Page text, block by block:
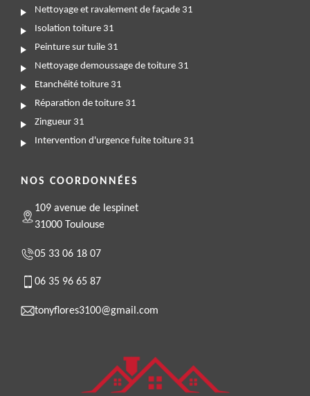
Nettoyage et ravalement de façade 31
Isolation toiture 31
Peinture sur tuile 31
Nettoyage demoussage de toiture 31
Etanchéité toiture 31
Réparation de toiture 31
Zingueur 31
Intervention d'urgence fuite toiture 31
NOS COORDONNÉES
109 avenue de lespinet
31000 Toulouse
05 33 06 18 07
06 35 96 65 87
tonyflores3100@gmail.com